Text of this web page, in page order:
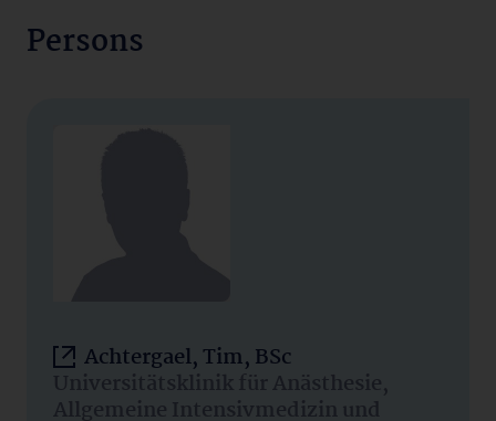
Persons
Achtergael, Tim, BSc
Universitätsklinik für Anästhesie,
Allgemeine Intensivmedizin und